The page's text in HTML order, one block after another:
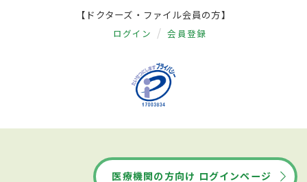
【ドクターズ・ファイル会員の方】
ログイン 会員登録
医療機関の方向け ログインページ